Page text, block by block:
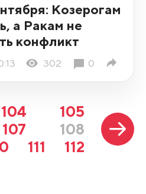
Козерогам
а Ракам не
конфликт
302 0
104
105
107
108
111 112